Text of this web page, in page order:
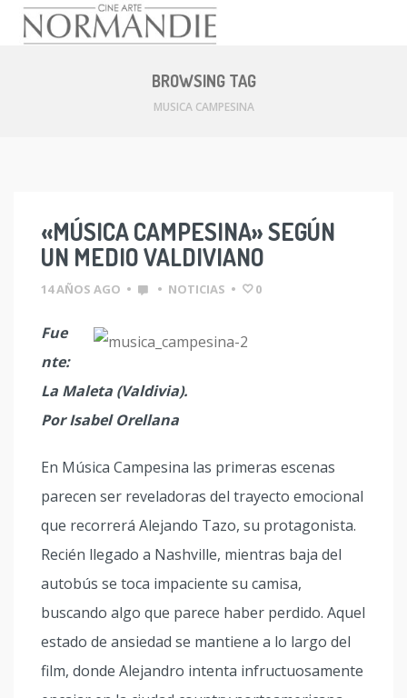
BROWSING TAG
MUSICA CAMPESINA
«MÚSICA CAMPESINA» SEGÚN
UN MEDIO VALDIVIANO
14 AÑOS AGO • • NOTICIAS • 0
Fue
nte:
La Maleta (Valdivia).
Por Isabel Orellana
En Música Campesina las primeras escenas
parecen ser reveladoras del trayecto emocional
que recorrerá Alejando Tazo, su protagonista.
Recién llegado a Nashville, mientras baja del
autobús se toca impaciente su camisa,
buscando algo que parece haber perdido. Aquel
estado de ansiedad se mantiene a lo largo del
film, donde Alejandro intenta infructuosamente